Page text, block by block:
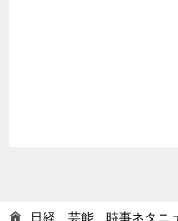
日経、芸能、時事ネタニ